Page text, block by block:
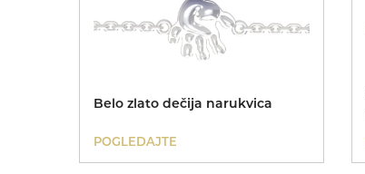
Belo zlato dečija narukvica
POGLEDAJTE